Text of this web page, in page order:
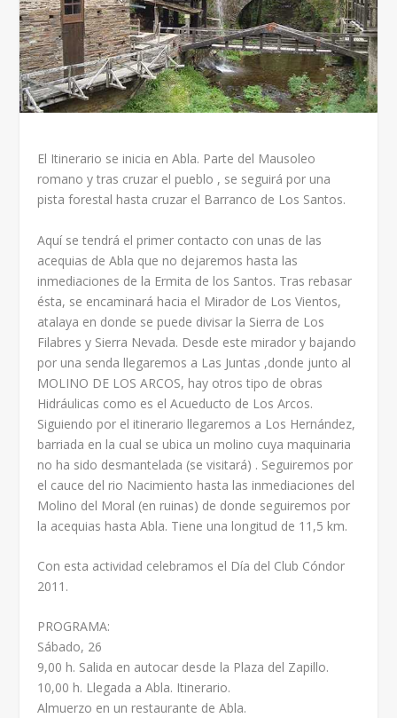
El Itinerario se inicia en Abla. Parte del Mausoleo
romano y tras cruzar el pueblo , se seguirá por una
pista forestal hasta cruzar el Barranco de Los Santos.
Aquí se tendrá el primer contacto con unas de las
acequias de Abla que no dejaremos hasta las
inmediaciones de la Ermita de los Santos. Tras rebasar
ésta, se encaminará hacia el Mirador de Los Vientos,
atalaya en donde se puede divisar la Sierra de Los
Filabres y Sierra Nevada. Desde este mirador y bajando
por una senda llegaremos a Las Juntas ,donde junto al
MOLINO DE LOS ARCOS, hay otros tipo de obras
Hidráulicas como es el Acueducto de Los Arcos.
Siguiendo por el itinerario llegaremos a Los Hernández,
barriada en la cual se ubica un molino cuya maquinaria
no ha sido desmantelada (se visitará) . Seguiremos por
el cauce del rio Nacimiento hasta las inmediaciones del
Molino del Moral (en ruinas) de donde seguiremos por
la acequias hasta Abla. Tiene una longitud de 11,5 km.
Con esta actividad celebramos el Día del Club Cóndor
2011.
PROGRAMA:
Sábado, 26
9,00 h. Salida en autocar desde la Plaza del Zapillo.
10,00 h. Llegada a Abla. Itinerario.
Almuerzo en un restaurante de Abla.